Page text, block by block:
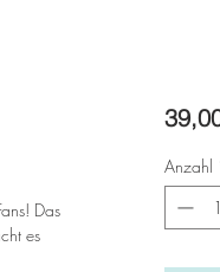
Das
es
Anzahl